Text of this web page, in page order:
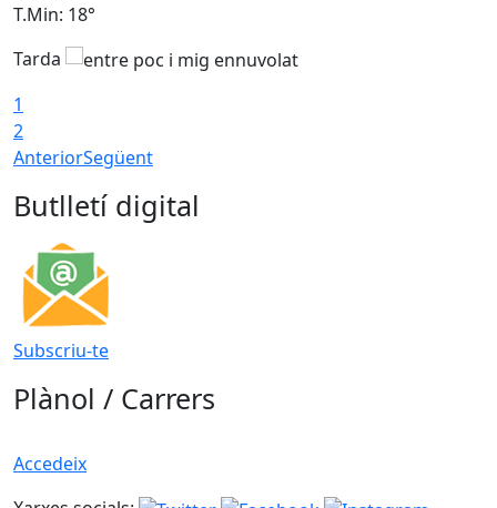
T.Min: 18°
Tarda
1
2
AnteriorSegüent
Butlletí digital
Subscriu-te
Plànol / Carrers
Accedeix